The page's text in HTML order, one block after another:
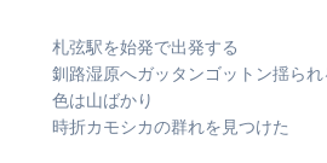
札弦駅を始発で出発する
釧路湿原へガッタンゴットン揺ら
色は山ばかり
時折カモシカの群れを見つけた